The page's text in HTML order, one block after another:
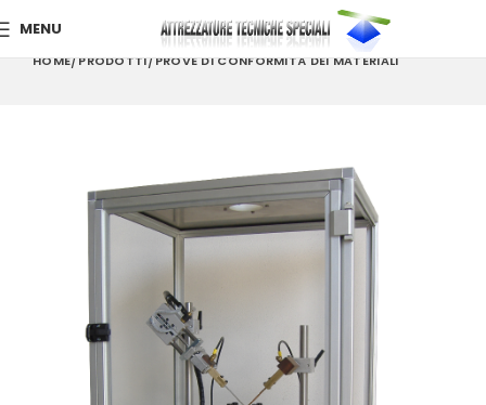
MENU
HOME PRODOTTI PROVE DI CONFORMITÀ DEI MATERIALI